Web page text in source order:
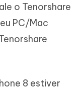
o Tenorshare
PC/Mac
8 estiver